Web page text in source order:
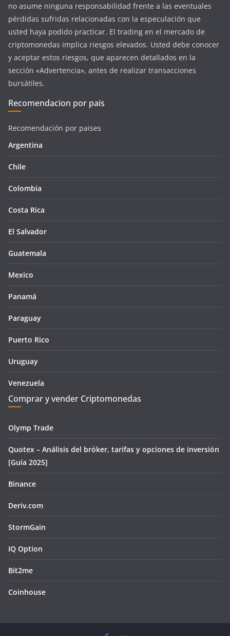
no asume ninguna responsabilidad frente a las eventuales
pérdidas sufridas relacionadas con la especulación que
usted haya podido practicar. El trading en el mercado de
criptomonedas implica riesgos elevados. Usted debe conocer
y aceptar estos riesgos, que aparecen detallados en la
sección «Advertencia», antes de realizar transacciones
bursátiles.
Recomendacion por pais
Recomendación por paises
Argentina
Chile
Colombia
Costa Rica
El Salvador
Guatemala
Mexico
Panamá
Paraguay
Puerto Rico
Uruguay
Venezuela
Comprar y vender Criptomonedas
Olymp Trade
Quotex – Análisis del bróker, tarifas y opciones de inversión
[Guía 2025]
Binance
Deriv.com
StormGain
IQ Option
Bit2me
Coinhouse